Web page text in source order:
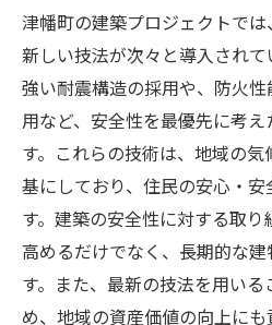
津幡町の建築プロジェクトで
新しい技法が次々と導入され
強い耐震構造の採用や、防火
用など、安全性を最優先に考
す。これらの技術は、地域の
基にしており、住民の安心・
す。建築の安全性に対する取
高めるだけでなく、長期的な
す。また、最新の技法を用い
め、地域の資産価値の向上に